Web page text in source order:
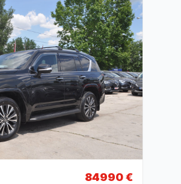
84990 €